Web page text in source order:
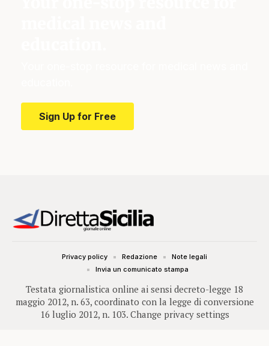
Sign Up for Free
Testata giornalistica online ai sensi decreto-legge 18
maggio 2012, n. 63, coordinato con la legge di conversione
16 luglio 2012, n. 103. Change privacy settings
Privacy policy Redazione
Note legali
Invia un comunicato stampa